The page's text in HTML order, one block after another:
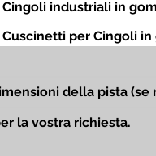
Cingoli industriali in
Cuscinetti per Cingoli in